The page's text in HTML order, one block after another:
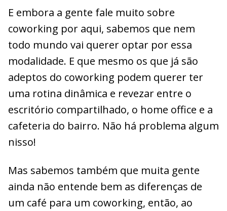
E embora a gente fale muito sobre
coworking por aqui, sabemos que nem
todo mundo vai querer optar por essa
modalidade. E que mesmo os que já são
adeptos do coworking podem querer ter
uma rotina dinâmica e revezar entre o
escritório compartilhado, o home office e a
cafeteria do bairro. Não há problema algum
nisso!
Mas sabemos também que muita gente
ainda não entende bem as diferenças de
um café para um coworking, então, ao